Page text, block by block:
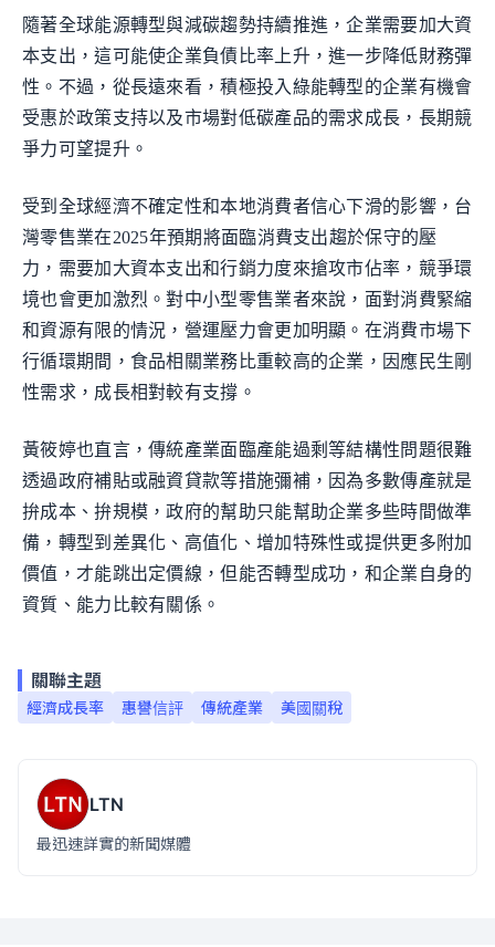
隨著全球能源轉型與減碳趨勢持續推進，企業需要加大資
本支出，這可能使企業負債比率上升，進一步降低財務彈
性。不過，從長遠來看，積極投入綠能轉型的企業有機會
受惠於政策支持以及市場對低碳產品的需求成長，長期競
爭力可望提升。
受到全球經濟不確定性和本地消費者信心下滑的影響，台
灣零售業在2025年預期將面臨消費支出趨於保守的壓
力，需要加大資本支出和行銷力度來搶攻市佔率，競爭環
境也會更加激烈。對中小型零售業者來說，面對消費緊縮
和資源有限的情況，營運壓力會更加明顯。在消費市場下
行循環期間，食品相關業務比重較高的企業，因應民生剛
性需求，成長相對較有支撐。
黃筱婷也直言，傳統產業面臨產能過剩等結構性問題很難
透過政府補貼或融資貸款等措施彌補，因為多數傳產就是
拚成本、拚規模，政府的幫助只能幫助企業多些時間做準
備，轉型到差異化、高值化、增加特殊性或提供更多附加
價值，才能跳出定價線，但能否轉型成功，和企業自身的
資質、能力比較有關係。
關聯主題
經濟成長率 惠譽信評 傳統產業 美國關稅
LTN
最迅速詳實的新聞媒體